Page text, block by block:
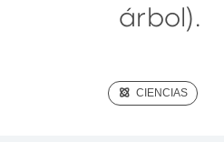
árbol).
(SCIENCE)
CIENCIAS